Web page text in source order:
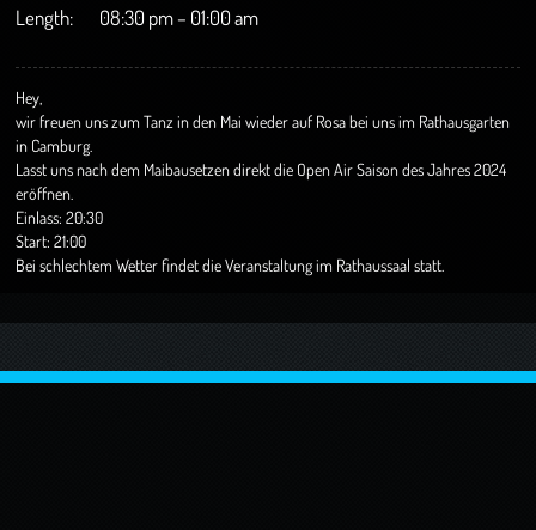
Length:
08:30 pm – 01:00 am
Hey,
wir freuen uns zum Tanz in den Mai wieder auf Rosa bei uns im Rathausgarten
in Camburg.
Lasst uns nach dem Maibausetzen direkt die Open Air Saison des Jahres 2024
eröffnen.
Einlass: 20:30
Start: 21:00
Bei schlechtem Wetter findet die Veranstaltung im Rathaussaal statt.